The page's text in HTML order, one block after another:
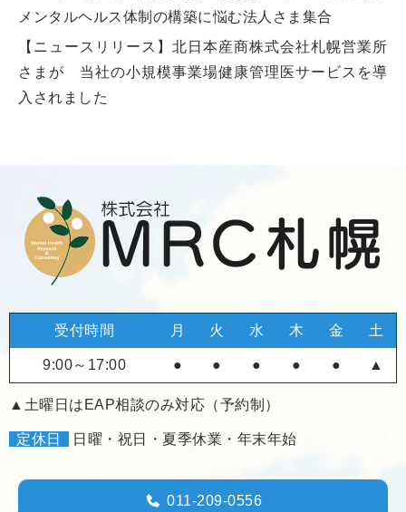
メンタルヘルス体制の構築に悩む法人さま集合
【ニュースリリース】北日本産商株式会社札幌営業所
さまが 当社の小規模事業場健康管理医サービスを導
入されました
受付時間 月 火 水 木 金 土
9:00～17:00 ● ● ● ● ● ▲
▲土曜日はEAP相談のみ対応（予約制）
定休日 日曜・祝日・夏季休業・年末年始
011-209-0556